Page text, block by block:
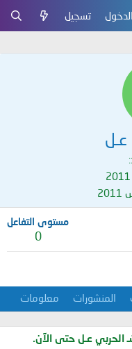
تسجيل
مستوى التفاعل
0
المنشورات معلومات
عـل حتى الآن.